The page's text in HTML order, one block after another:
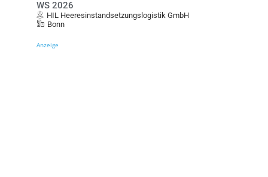
WS 2026
HIL Heeresinstandsetzungslogistik GmbH
Bonn
Anzeige